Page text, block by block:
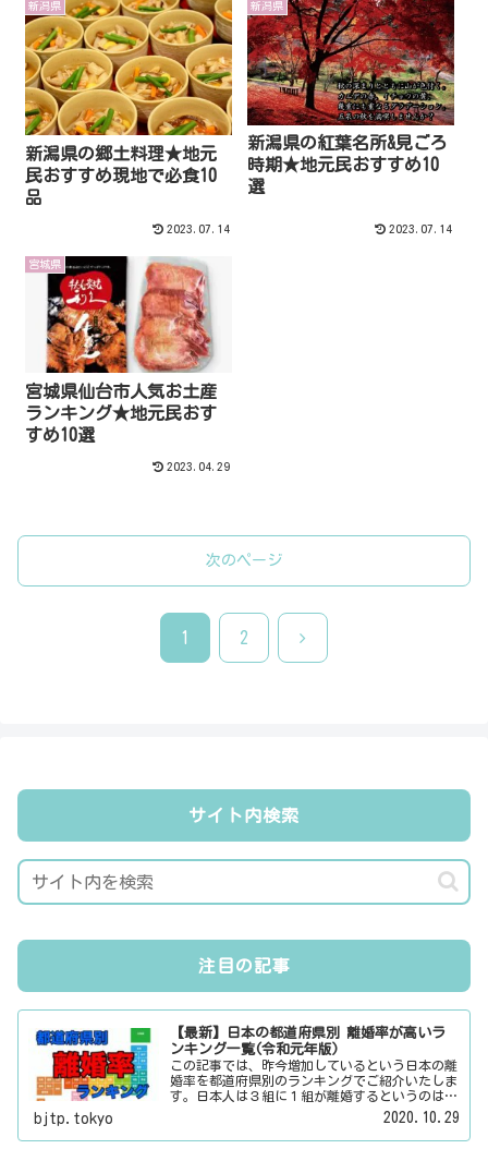
新潟県
新潟県の郷土料理★地元
民おすすめ現地で必食10
品
2023.07.14
新潟県
新潟県の紅葉名所&見ごろ
時期★地元民おすすめ10
選
2023.07.14
宮城県
宮城県仙台市人気お土産
ランキング★地元民おす
すめ10選
2023.04.29
次のページ
1 2 次
サイト内検索
注目の記事
【最新】日本の都道府県別 離婚率が高いラ
ンキング一覧(令和元年版)
この記事では、昨今増加しているという日本の離
婚率を都道府県別のランキングでご紹介いたしま
す。日本人は３組に１組が離婚するというのは本
当なのかその真偽は？その他にも、大日本観光新
聞では、方言・お土産・名物・観光スポット・デ
ートスポット・パワースポット・心霊スポットな
bjtp.tokyo 2020.10.29